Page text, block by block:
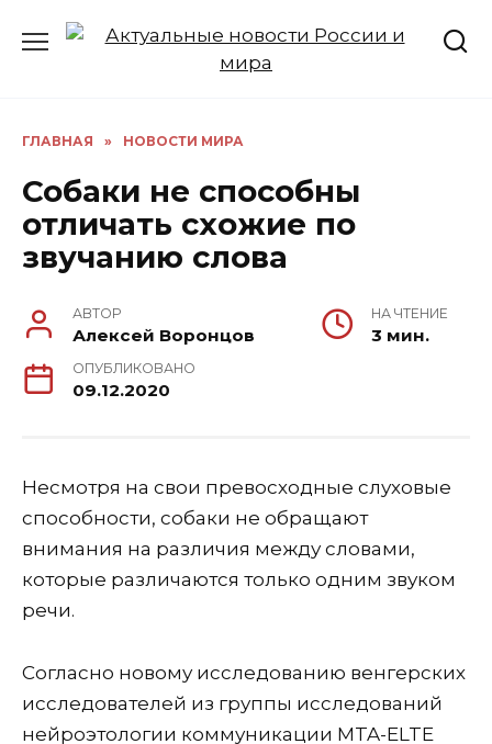
ГЛАВНАЯ » НОВОСТИ МИРА
Собаки не способны
отличать схожие по
звучанию слова
АВТОР
Алексей Воронцов
НА ЧТЕНИЕ
3 мин.
ОПУБЛИКОВАНО
09.12.2020
Несмотря на свои превосходные слуховые
способности, собаки не обращают
внимания на различия между словами,
которые различаются только одним звуком
речи.
Согласно новому исследованию венгерских
исследователей из группы исследований
нейроэтологии коммуникации MTA-ELTE